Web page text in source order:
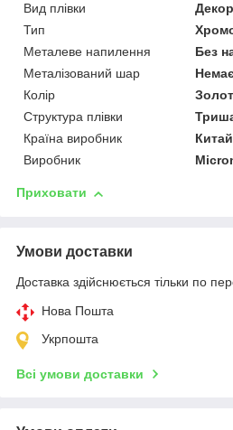
Вид плівки
Тип
Металеве напилення
Без
Металізований шар
Колір
Структура плівки
Країна виробник
Китай
Виробник
Приховати
Умови доставки
Доставка здійснюється тільки по
Нова Пошта
Укрпошта
Всі умови доставки